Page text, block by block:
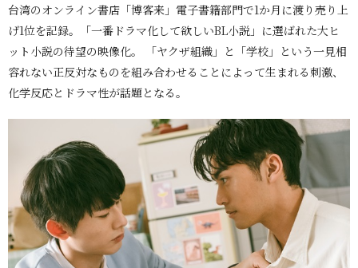
台湾のオンライン書店「博客来」電子書籍部門で1か月に渡り売り上
げ1位を記録。「一番ドラマ化して欲しいBL小説」に選ばれた大ヒ
ット小説の待望の映像化。 「ヤクザ組織」と「学校」という一見相
容れない正反対なものを組み合わせることによって生まれる刺激、
化学反応とドラマ性が話題となる。